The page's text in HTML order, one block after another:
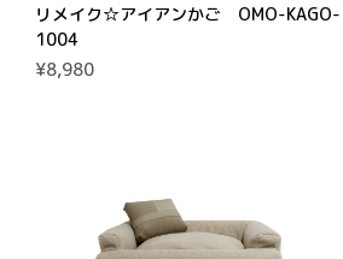
リメイク☆アイアンかご OMO-KAGO-
1004
¥8,980